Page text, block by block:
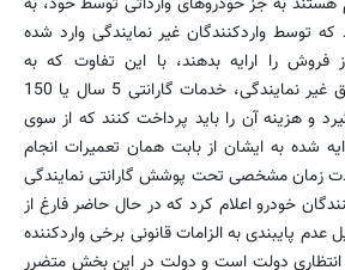
توسط واردكنندگان غیر نمایندگی وارد شده
را ارایه بدهند، با این تفاوت كه به
خودروهای وارداتی از طریق غیر نمایندگی، خدمات گارانتی 5 سال یا 150
و هزینه آن را باید پرداخت کنند که از سوی
شده به ایشان از بابت همان تعمیرات انجام
زمان مشخصی تحت پوشش گارانتی نمایندگی
خودرو اعلام کرد که در حال حاضر فارغ از
پایبندی به الزامات قانونی برخی واردكننده
انتظاری دولت است و دولت در این بخش متضرر